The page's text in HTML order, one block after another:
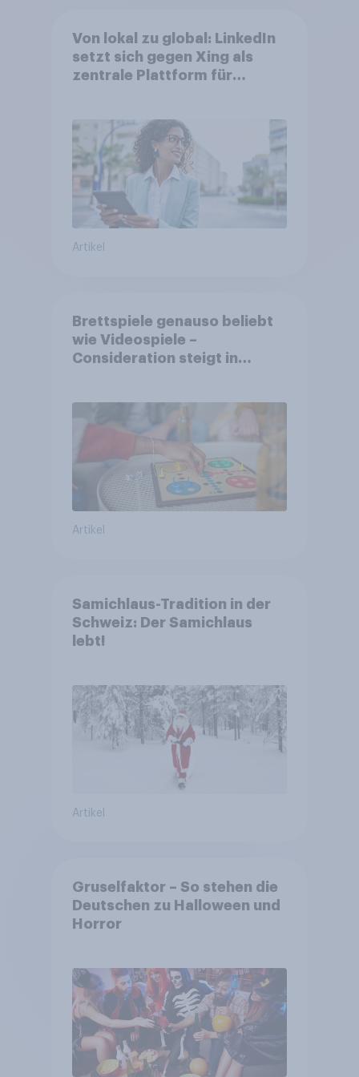
Von lokal zu global: LinkedIn
setzt sich gegen Xing als
zentrale Plattform für
Artikel
Brettspiele genauso beliebt
wie Videospiele –
Consideration steigt in
Artikel
Samichlaus-Tradition in der
Schweiz: Der Samichlaus
lebt!
Artikel
Gruselfaktor – So stehen die
Deutschen zu Halloween und
Horror